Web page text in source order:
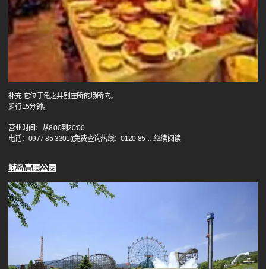
补充 它位于龟之井别庄所的场所内。
步行15分钟。
营业时间：从8:00到20:00
电话：0977-85-3301((免费查询热线：0120-85-…继续阅读
城岛高原公园